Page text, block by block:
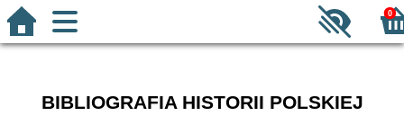
0
BIBLIOGRAFIA HISTORII POLSKIEJ